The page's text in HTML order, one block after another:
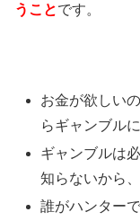
うことです。
お金が欲しい
らギャンブル
ギャンブルは
知らないから
誰がハンター